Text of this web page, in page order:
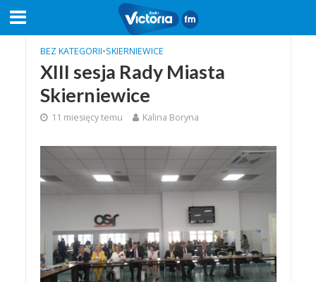
BEZ KATEGORII•SKIERNIEWICE
XIII sesja Rady Miasta
Skierniewice
11 miesięcy temu Kalina Boryna